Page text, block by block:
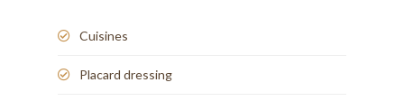
Cuisines
Placard dressing